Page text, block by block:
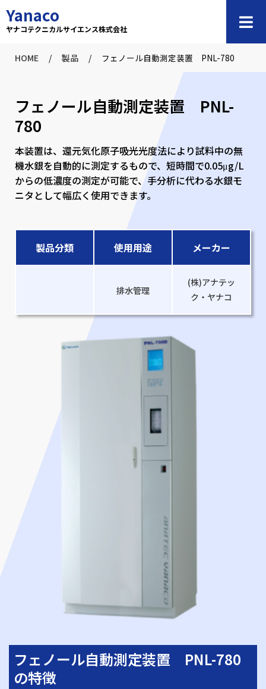
Yanaco
ヤナコテクニカルサイエンス株式会社
HOME / 製品 / フェノール自動測定装置 PNL-780
フェノール自動測定装置 PNL-
780
本装置は、還元気化原子吸光光度法により試料中の無
機水銀を自動的に測定するもので、短時間で0.05μg/L
からの低濃度の測定が可能で、手分析に代わる水銀モ
ニタとして幅広く使用できます。
製品分類 使用用途 メーカー
排水管理
(株)アナテッ
ク・ヤナコ
フェノール自動測定装置 PNL-780
の特徴